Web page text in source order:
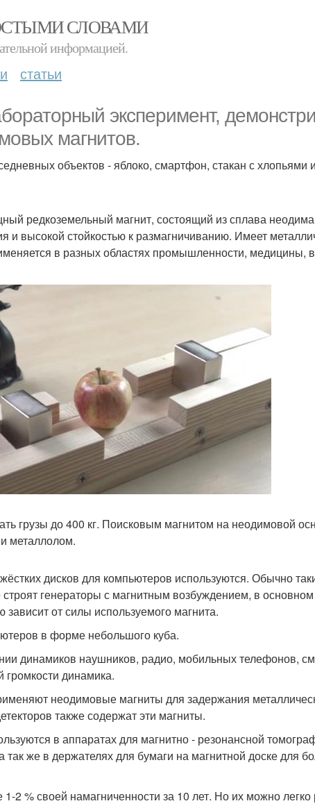
СЛОВАМИ
информацией.
статьи
эксперимент,
магнитов.
объектов - яблоко, смартфон, стакан с хлопьями
редкоземельный магнит, состоящий из сплава
и высокой стойкостью к размагничиванию. Имеет
в разных областях промышленности, медицины,
грузы до 400 кг. Поисковым магнитом на неодимовой
металлолом.
дисков для компьютеров используются. Обычно
генераторы с магнитным возбуждением, в основном
от силы используемого магнита.
в форме небольшого куба.
динамиков наушников, радио, мобильных телефонов,
громкости динамика.
неодимовые магниты для задержания
также содержат эти магниты.
в аппаратах для магнитно - резонансной
так же в держателях для бумаги на магнитной доске для
% своей намагниченности за 10 лет. Но их можно легко